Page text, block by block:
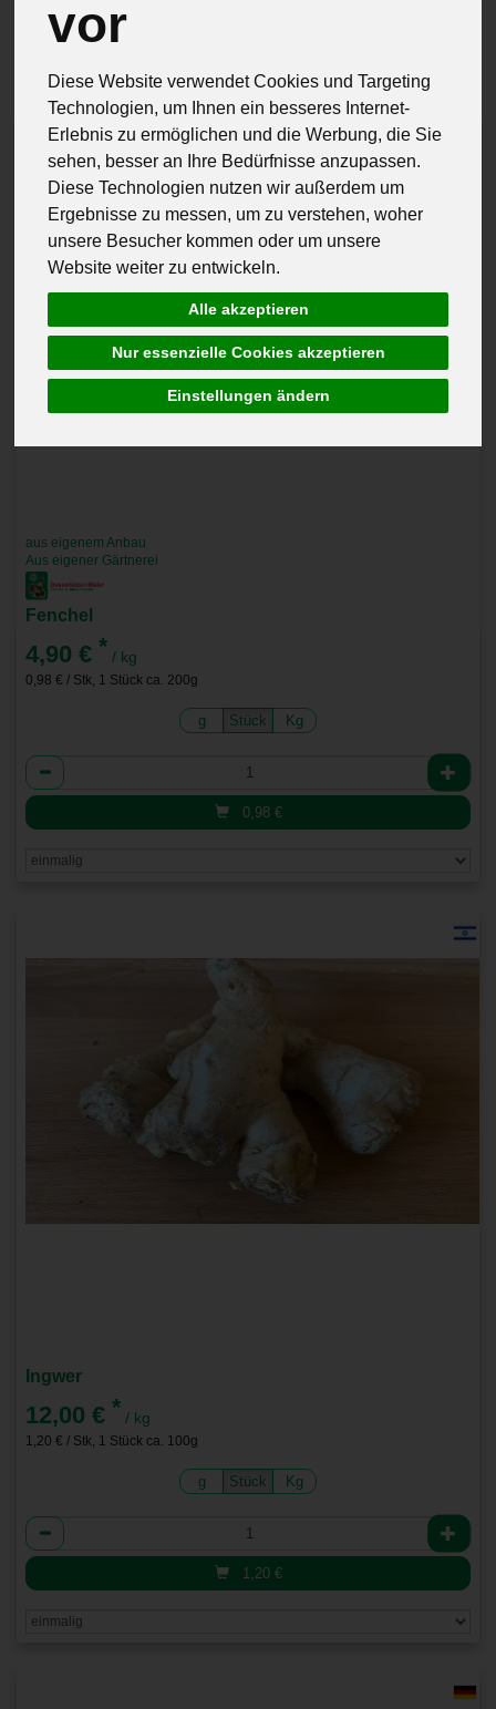
vor
Diese Website verwendet Cookies und Targeting
Technologien, um Ihnen ein besseres Internet-
Erlebnis zu ermöglichen und die Werbung, die Sie
sehen, besser an Ihre Bedürfnisse anzupassen.
Diese Technologien nutzen wir außerdem um
Ergebnisse zu messen, um zu verstehen, woher
unsere Besucher kommen oder um unsere
Website weiter zu entwickeln.
Alle akzeptieren
Nur essenzielle Cookies akzeptieren
Einstellungen ändern
Hersteller
aus eigenem Anbau
Aus eigener Gärtnerei
Fenchel
4,90 € * / kg
0,98 € / Stk, 1 Stück ca. 200g
g Stück Kg
Anzahl
0,98 €
Ingwer
12,00 € * / kg
1,20 € / Stk, 1 Stück ca. 100g
g Stück Kg
Anzahl
1,20 €